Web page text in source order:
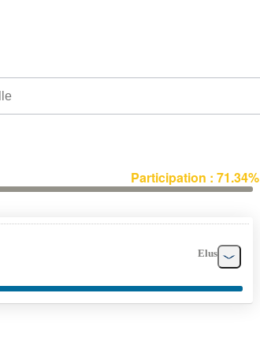
Participation : 71.34%
Elus